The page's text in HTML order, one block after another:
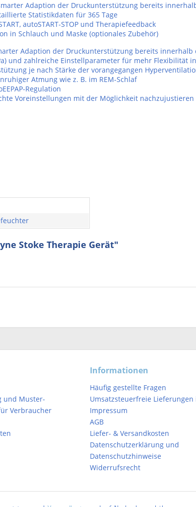
Adaption der Druckunterstützung bereits
Statistikdaten für 365 Tage
autoSTART-STOP und Therapiefeedback
in Schlauch und Maske (optionales Zubehör)
Adaption der Druckunterstützung bereits
und zahlreiche Einstellparameter für mehr Flexibilität
je nach Stärke der vorangegangen
Atmung wie z. B. im REM-Schlaf
Regulation
Voreinstellungen mit der Möglichkeit nachzujustieren
Stoke Therapie Gerät"
und Muster-
Verbraucher
Informationen
Häufig gestellte Fragen
Umsatzsteuerfreie
Impressum
AGB
Liefer- & Versandkosten
Datenschutzerklärung und
Datenschutzhinweise
Widerrufsrecht